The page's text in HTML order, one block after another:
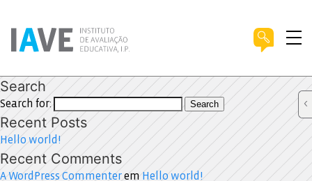
Search
Search for: Search
Recent Posts
Hello world!
Recent Comments
A WordPress Commenterem Hello world!